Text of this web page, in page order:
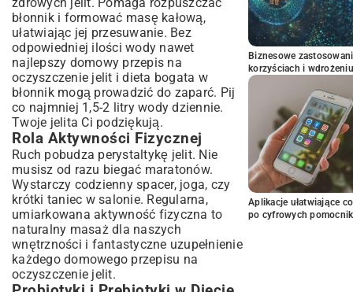
błonnik i formować masę kałową,
ułatwiając jej przesuwanie. Bez
odpowiedniej ilości wody nawet
najlepszy domowy przepis na
oczyszczenie jelit i dieta bogata w
błonnik mogą prowadzić do zaparć. Pij
co najmniej 1,5-2 litry wody dziennie.
Twoje jelita Ci podziękują.
Rola Aktywności Fizycznej
Ruch pobudza perystaltykę jelit. Nie
musisz od razu biegać maratonów.
Wystarczy codzienny spacer, joga, czy
krótki taniec w salonie. Regularna,
umiarkowana aktywność fizyczna to
naturalny masaż dla naszych
wnętrzności i fantastyczne uzupełnienie
każdego domowego przepisu na
oczyszczenie jelit.
Biznesowe
korzyściach i wdrożeniu
Aplikacje ułatwiające
po cyfrowych